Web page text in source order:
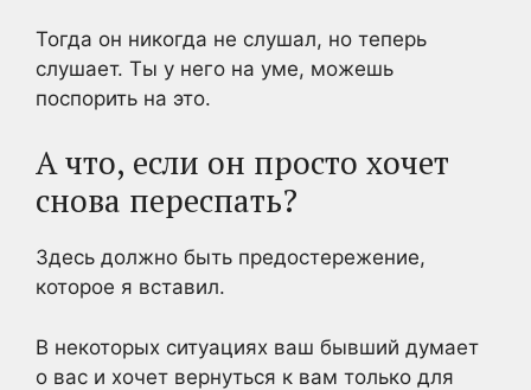
Тогда он никогда не слушал, но теперь
слушает. Ты у него на уме, можешь
поспорить на это.
А что, если он просто хочет
снова переспать?
Здесь должно быть предостережение,
которое я вставил.
В некоторых ситуациях ваш бывший думает
о вас и хочет вернуться к вам только для